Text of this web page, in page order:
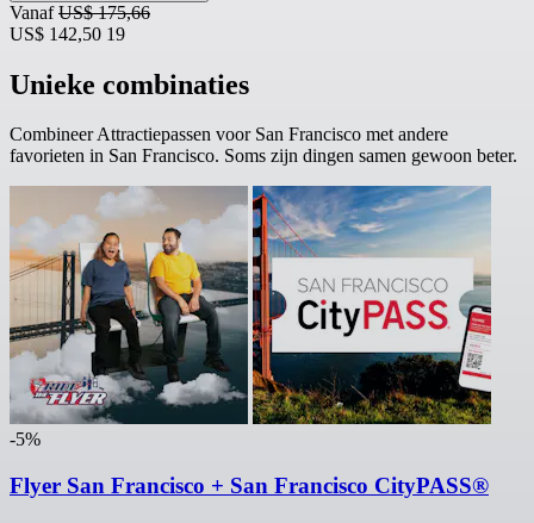
VanafUS$ 175,66
US$ 142,50 19
Unieke combinaties
Combineer Attractiepassen voor San Francisco met andere
favorieten in San Francisco. Soms zijn dingen samen gewoon beter.
-5%
Flyer San Francisco + San Francisco CityPASS®